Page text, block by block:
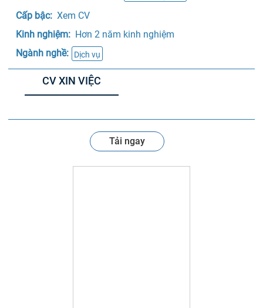
Cấp bậc: Xem CV
Kinh nghiệm: Hơn 2 năm kinh nghiệm
Ngành nghề:
Dịch vụ
CV XIN VIỆC
Tải ngay